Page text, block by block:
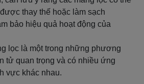
thay thế hoặc làm sạch
bảo hiệu quả hoạt động của
lọc là một trong những phương
tử quan trọng và có nhiều ứng
vực khác nhau.